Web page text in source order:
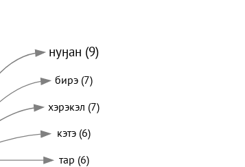
нуӈан (9)
бирэ (7)
хэрэкэл (7)
кэтэ (6)
тар (6)